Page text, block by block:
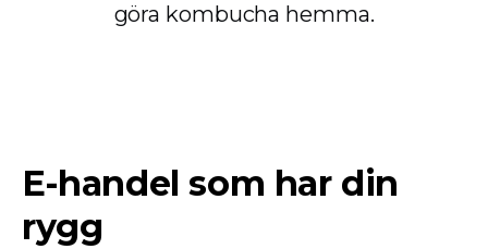
göra kombucha hemma.
E-handel som har din
rygg